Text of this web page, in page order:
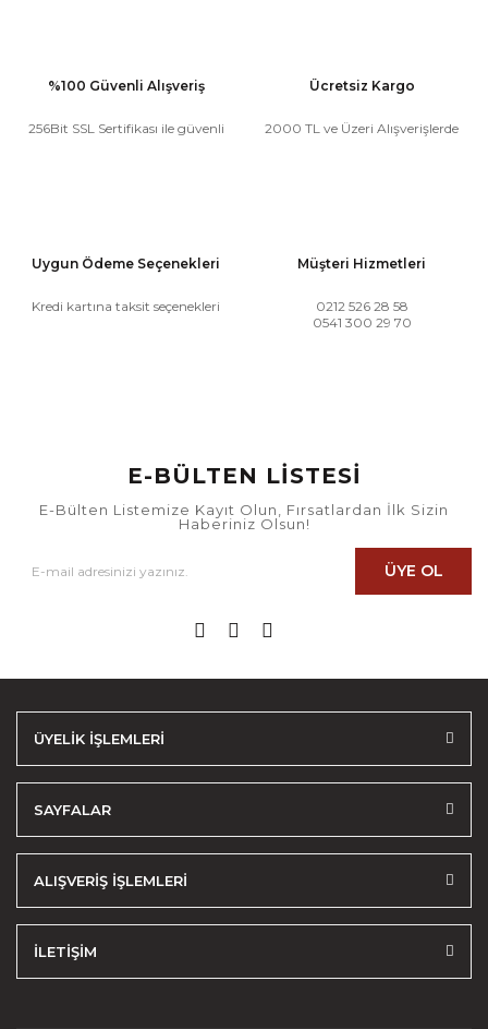
%100 Güvenli Alışveriş
256Bit SSL Sertifikası ile güvenli
Ücretsiz Kargo
2000 TL ve Üzeri Alışverişlerde
Uygun Ödeme Seçenekleri
Kredi kartına taksit seçenekleri
Müşteri Hizmetleri
0212 526 28 58
0541 300 29 70
E-BÜLTEN LİSTESİ
E-Bülten Listemize Kayıt Olun, Fırsatlardan İlk Sizin
Haberiniz Olsun!
ÜYE OL
ÜYELİK İŞLEMLERİ
SAYFALAR
ALIŞVERİŞ İŞLEMLERİ
İLETİŞİM